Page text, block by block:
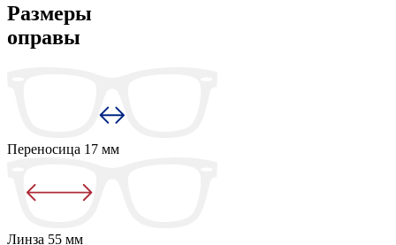
Размеры
оправы
Переносица 17 мм
Линза 55 мм